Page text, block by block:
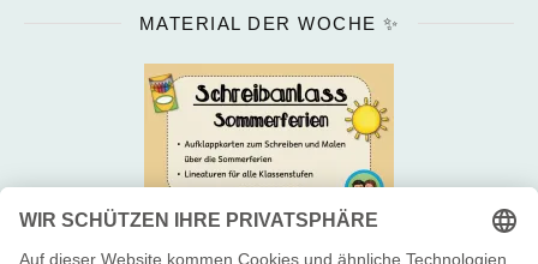
MATERIAL DER WOCHE ✨